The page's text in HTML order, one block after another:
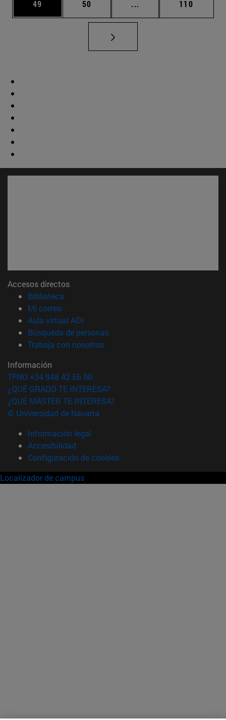
Página
49 Página
50 ... Páginas intermedias
Página
110
Accesos directos
Biblioteca
Mi correo(abre en nueva ventana)
Aula virtual ADI
Búsqueda de personas(abre en nueva ventana)
Trabaja con nosotros(abre en nueva ventana)
Información
TFNO +34 948 42 56 00
¿QUÉ GRADO TE INTERESA?
¿QUÉ MÁSTER TE INTERESA?
© Universidad de Navarra
Información legal
Accesibilidad
Configuración de cookies
Localizador de campus